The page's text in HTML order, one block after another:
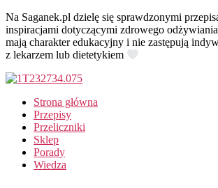
Na Saganek.pl dzielę się sprawdzonymi
inspiracjami dotyczącymi zdrowego
mają charakter edukacyjny i nie zastępują
z lekarzem lub dietetykiem
Strona główna
Przepisy
Przeliczniki
Sklep
Porady
Wiedza